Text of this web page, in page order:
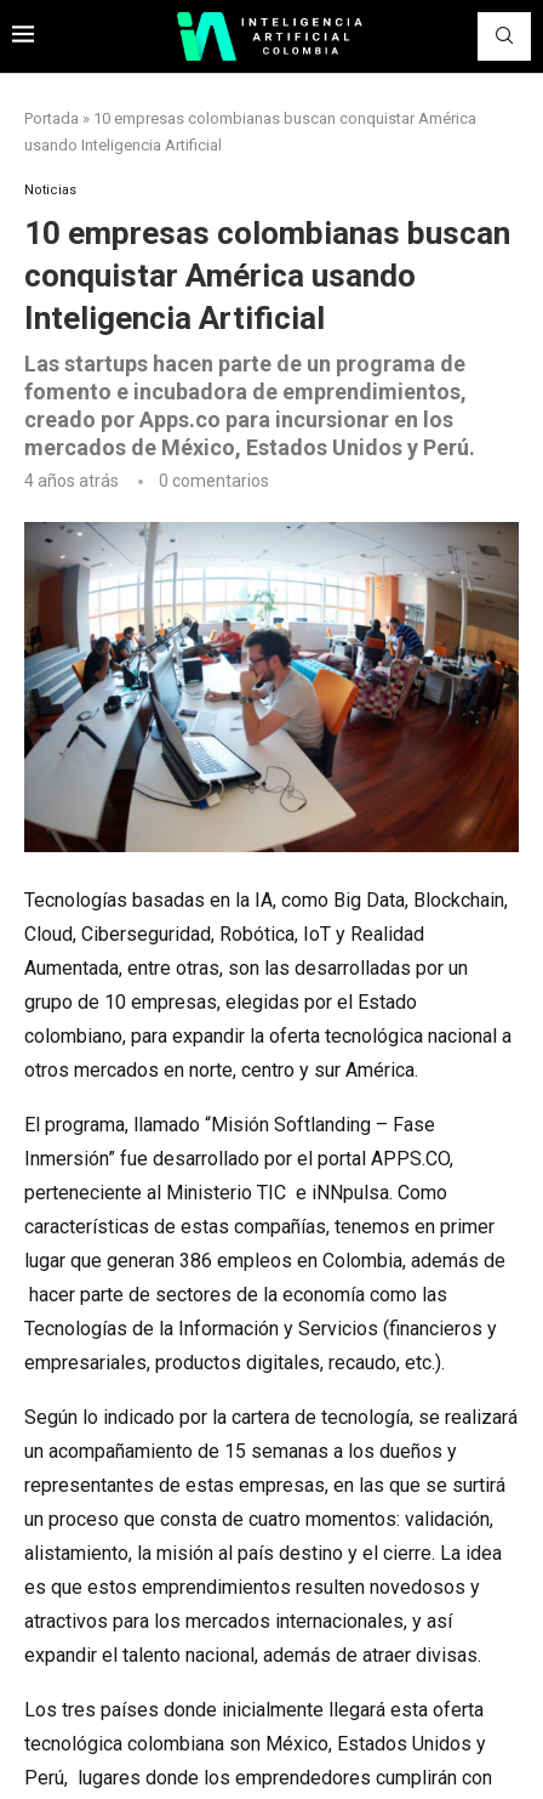
Portada » 10 empresas colombianas buscan conquistar América
usando Inteligencia Artificial
Noticias
10 empresas colombianas buscan
conquistar América usando
Inteligencia Artificial
Las startups hacen parte de un programa de
fomento e incubadora de emprendimientos,
creado por Apps.co para incursionar en los
mercados de México, Estados Unidos y Perú.
4 años atrás 0 comentarios
Tecnologías basadas en la IA, como Big Data, Blockchain,
Cloud, Ciberseguridad, Robótica, IoT y Realidad
Aumentada, entre otras, son las desarrolladas por un
grupo de 10 empresas, elegidas por el Estado
colombiano, para expandir la oferta tecnológica nacional a
otros mercados en norte, centro y sur América.
El programa, llamado “Misión Softlanding – Fase
Inmersión” fue desarrollado por el portal APPS.CO,
perteneciente al Ministerio TIC e iNNpulsa. Como
características de estas compañías, tenemos en primer
lugar que generan 386 empleos en Colombia, además de
hacer parte de sectores de la economía como las
Tecnologías de la Información y Servicios (financieros y
empresariales, productos digitales, recaudo, etc.).
Según lo indicado por la cartera de tecnología, se realizará
un acompañamiento de 15 semanas a los dueños y
representantes de estas empresas, en las que se surtirá
un proceso que consta de cuatro momentos: validación,
alistamiento, la misión al país destino y el cierre. La idea
es que estos emprendimientos resulten novedosos y
atractivos para los mercados internacionales, y así
expandir el talento nacional, además de atraer divisas.
Los tres países donde inicialmente llegará esta oferta
tecnológica colombiana son México, Estados Unidos y
Perú, lugares donde los emprendedores cumplirán con